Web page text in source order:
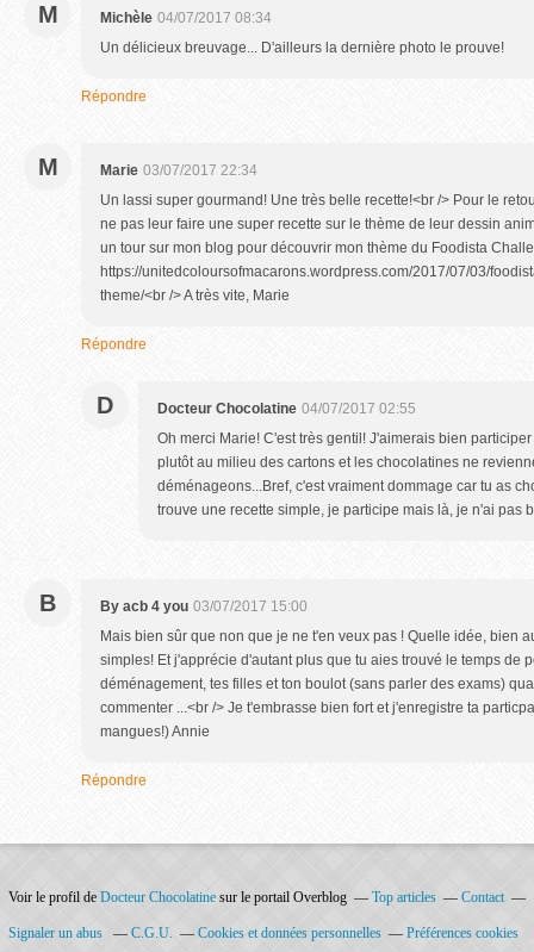
M Michèle 04/07/2017 08:34
Un délicieux breuvage... D'ailleurs la dernière photo le prouve!
Répondre
M Marie 03/07/2017 22:34
Un lassi super gourmand! Une très belle recette!<br /> Pour le
ne pas leur faire une super recette sur le thème de leur dessin
un tour sur mon blog pour découvrir mon thème du Foodista
https://unitedcoloursofmacarons.wordpress.com/2017/07/03/
theme/<br /> A très vite, Marie
Répondre
D Docteur Chocolatine 04/07/2017 02:55
Oh merci Marie! C'est très gentil! J'aimerais bien
plutôt au milieu des cartons et les chocolatines ne
déménageons...Bref, c'est vraiment dommage car tu as
trouve une recette simple, je participe mais là, je n'ai pas
B By acb 4 you 03/07/2017 15:00
Mais bien sûr que non que je ne t'en veux pas ! Quelle idée, bien
simples! Et j'apprécie d'autant plus que tu aies trouvé le temps de
déménagement, tes filles et ton boulot (sans parler des exams)
commenter ...<br /> Je t'embrasse bien fort et j'enregistre ta
mangues!) Annie
Répondre
Voir le profil de Docteur Chocolatine sur le portail Overblog Top articles Contact
Signaler un abus C.G.U. Cookies et données personnelles Préférences cookies